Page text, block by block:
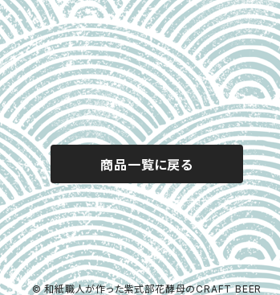
商品一覧に戻る
© 和紙職人が作った紫式部花酵母のCRAFT BEER